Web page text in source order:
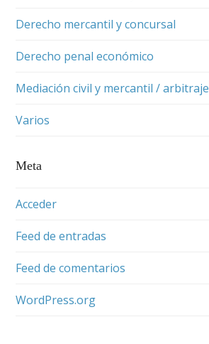
Derecho mercantil y concursal
Derecho penal económico
Mediación civil y mercantil / arbitraje
Varios
Meta
Acceder
Feed de entradas
Feed de comentarios
WordPress.org